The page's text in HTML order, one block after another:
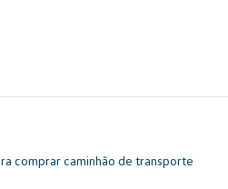
comprar caminhão de transporte